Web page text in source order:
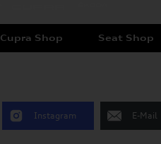
Cupra Shop Seat Shop
Instagram E-Mail